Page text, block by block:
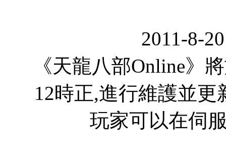
2011-8-
《天龍八部Online》
12時正,進行維護並更
玩家可以在伺